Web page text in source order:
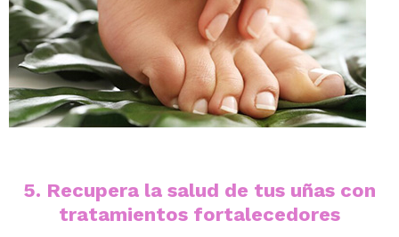
5. Recupera la salud de tus uñas con
tratamientos fortalecedores